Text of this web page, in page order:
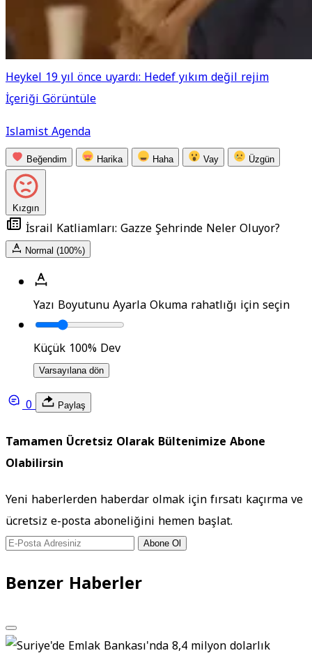
Heykel 19 yıl önce uyardı: Hedef yıkım değil rejim
İçeriği Görüntüle
Islamist Agenda
Beğendim Harika Haha Vay Üzgün
Kızgın
İsrail Katliamları: Gazze Şehrinde Neler Oluyor?
Normal (100%)
Yazı Boyutunu AyarlaOkuma rahatlığı için seçin
Küçük 100%Dev
Varsayılana dön
0 Paylaş
Tamamen Ücretsiz Olarak Bültenimize Abone
Olabilirsin
Yeni haberlerden haberdar olmak için fırsatı kaçırma ve
ücretsiz e-posta aboneliğini hemen başlat.
Abone Ol
Benzer Haberler